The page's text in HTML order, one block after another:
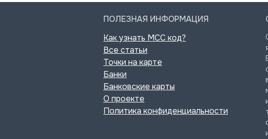
ПОЛЕЗНАЯ ИНФОРМАЦИЯ
Как узнать MCC код?
Все статьи
Точки на карте
Банки
Банковские карты
О проекте
Политика конфиденциальности